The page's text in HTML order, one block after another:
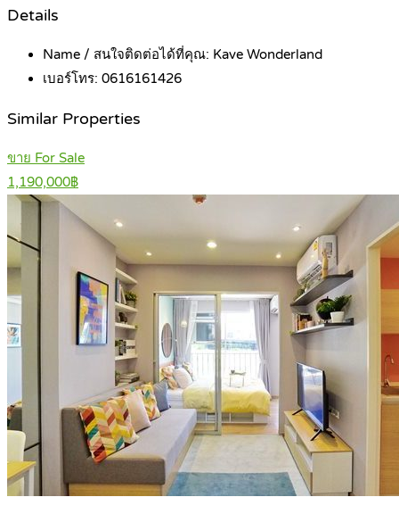
Details
Name / สนใจติดต่อได้ที่คุณ: Kave Wonderland
เบอร์โทร: 0616161426
Similar Properties
ขาย For Sale
1,190,000฿